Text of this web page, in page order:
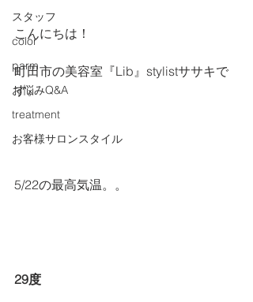
スタッフ
color
parm
お悩みQ&A
treatment
お客様サロンスタイル
こんにちは！
町田市の美容室『Lib』stylistササキで
す。
5/22の最高気温。。
29度